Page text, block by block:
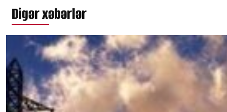
Digər xəbərlər